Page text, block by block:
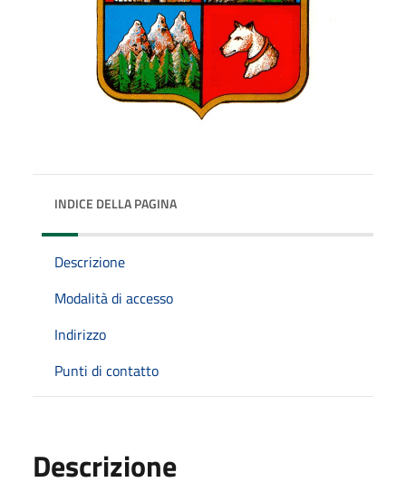
INDICE DELLA PAGINA
Descrizione
Modalità di accesso
Indirizzo
Punti di contatto
Descrizione